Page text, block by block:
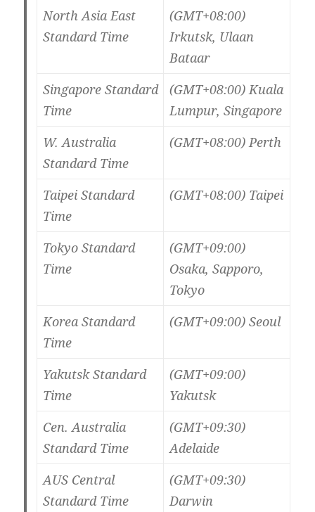
North Asia East
Standard Time
(GMT+08:00)
Irkutsk, Ulaan
Bataar
Singapore Standard
Time
(GMT+08:00) Kuala
Lumpur, Singapore
W. Australia
Standard Time
(GMT+08:00) Perth
Taipei Standard
Time
(GMT+08:00) Taipei
Tokyo Standard
Time
(GMT+09:00)
Osaka, Sapporo,
Tokyo
Korea Standard
Time
(GMT+09:00) Seoul
Yakutsk Standard
Time
(GMT+09:00)
Yakutsk
Cen. Australia
Standard Time
(GMT+09:30)
Adelaide
AUS Central
Standard Time
(GMT+09:30)
Darwin